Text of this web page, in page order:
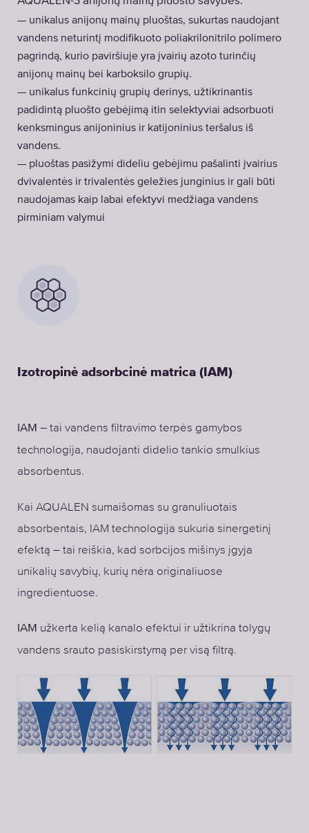
— unikalus anijonų mainų pluoštas, sukurtas naudojant
vandens neturintį modifikuoto poliakrilonitrilo polimero
pagrindą, kurio paviršiuje yra įvairių azoto turinčių
anijonų mainų bei karboksilo grupių.
— unikalus funkcinių grupių derinys, užtikrinantis
padidintą pluošto gebėjimą itin selektyviai adsorbuoti
kenksmingus anijoninius ir katijoninius teršalus iš
vandens.
— pluoštas pasižymi dideliu gebėjimu pašalinti įvairius
dvivalentės ir trivalentės geležies junginius ir gali būti
naudojamas kaip labai efektyvi medžiaga vandens
pirminiam valymui
Izotropinė adsorbcinė matrica (IAM)
IAM – tai vandens filtravimo terpės gamybos
technologija, naudojanti didelio tankio smulkius
absorbentus.
Kai AQUALEN sumaišomas su granuliuotais
absorbentais, IAM technologija sukuria sinergetinį
efektą – tai reiškia, kad sorbcijos mišinys įgyja
unikalių savybių, kurių nėra originaliuose
ingredientuose.
IAM užkerta kelią kanalo efektui ir užtikrina tolygų
vandens srauto pasiskirstymą per visą filtrą.